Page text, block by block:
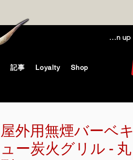
Log In / Sign up
記事 Loyalty Shop
屋外用無煙バーベキ
ュー炭火グリル - 丸